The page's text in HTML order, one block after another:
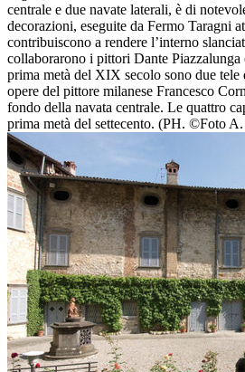
centrale e due navate laterali, è di
decorazioni, eseguite da Fermo Taragni
contribuiscono a rendere l’interno
collaborarono i pittori Dante
prima metà del XIX secolo sono due
opere del pittore milanese Francesco
fondo della navata centrale. Le quattro
prima metà del settecento. (PH. ©Foto